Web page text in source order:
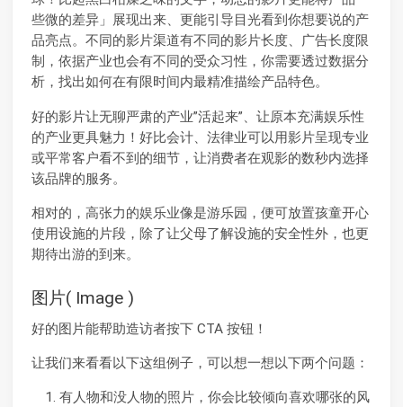
些微的差异」展现出来、更能引导目光看到你想要说的产
品亮点。不同的影片渠道有不同的影片长度、广告长度限
制，依据产业也会有不同的受众习性，你需要透过数据分
析，找出如何在有限时间内最精准描绘产品特色。
好的影片让无聊严肃的产业”活起来”、让原本充满娱乐性
的产业更具魅力！好比会计、法律业可以用影片呈现专业
或平常客户看不到的细节，让消费者在观影的数秒内选择
该品牌的服务。
相对的，高张力的娱乐业像是游乐园，便可放置孩童开心
使用设施的片段，除了让父母了解设施的安全性外，也更
期待出游的到来。
图片( Image )
好的图片能帮助造访者按下 CTA 按钮！
让我们来看看以下这组例子，可以想一想以下两个问题：
有人物和没人物的照片，你会比较倾向喜欢哪张的风